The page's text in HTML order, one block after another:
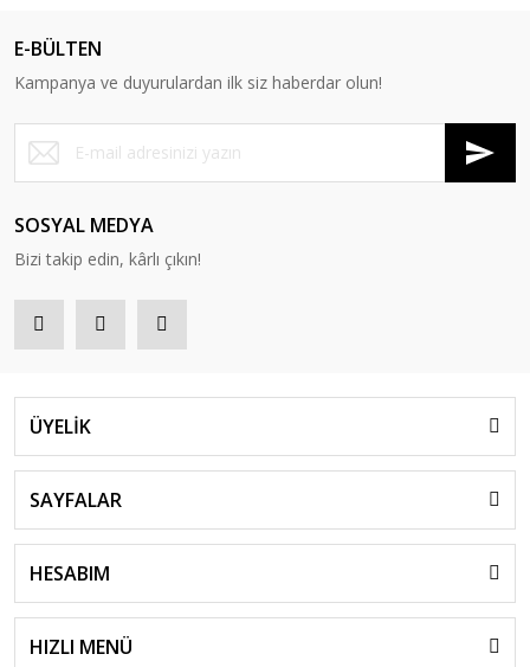
E-BÜLTEN
Kampanya ve duyurulardan ilk siz haberdar olun!
SOSYAL MEDYA
Bizi takip edin, kârlı çıkın!
ÜYELİK
SAYFALAR
HESABIM
HIZLI MENÜ